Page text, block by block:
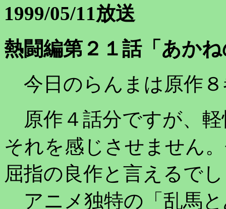
1999/05/11放送
熱闘編第２１話「あか
今日のらんまは原作
原作４話分ですが、
それを感じさせません
屈指の良作と言えるで
アニメ独特の「乱馬